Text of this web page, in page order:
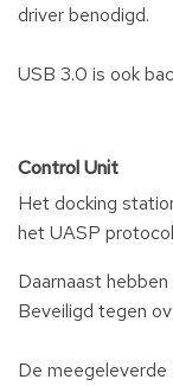
driver benodigd.
USB 3.0 is ook
Control Unit
Het docking
het UASP
Daarnaast
Beveiligd tegen
De